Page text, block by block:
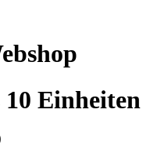
Einheiten